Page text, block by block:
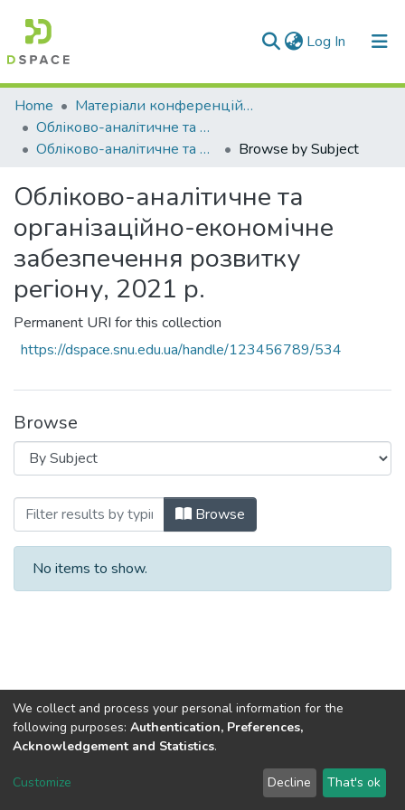
Log In (current)
Communities & Collections
All of DSpace
Home
Матеріали конференцій та семінарів
Обліково-аналітичне та організаційно-економічне забезпечення розвитку регіону
Обліково-аналітичне та організаційно-економічне забезпечення розвитку регіону, 2021 р.
Browse by Subject
Обліково-аналітичне та
організаційно-економічне
забезпечення розвитку
регіону, 2021 р.
Permanent URI for this collection
https://dspace.snu.edu.ua/handle/123456789/534
Browse
Browsing Обліково-аналітичне та
Browse
No items to show.
Dspace & Volodymyr Dahl East Ukrainian National University
LYRASIS
Send Feedback
We collect and process your personal information for the
following purposes: Authentication, Preferences,
Acknowledgement and Statistics.
Customize Decline That's ok